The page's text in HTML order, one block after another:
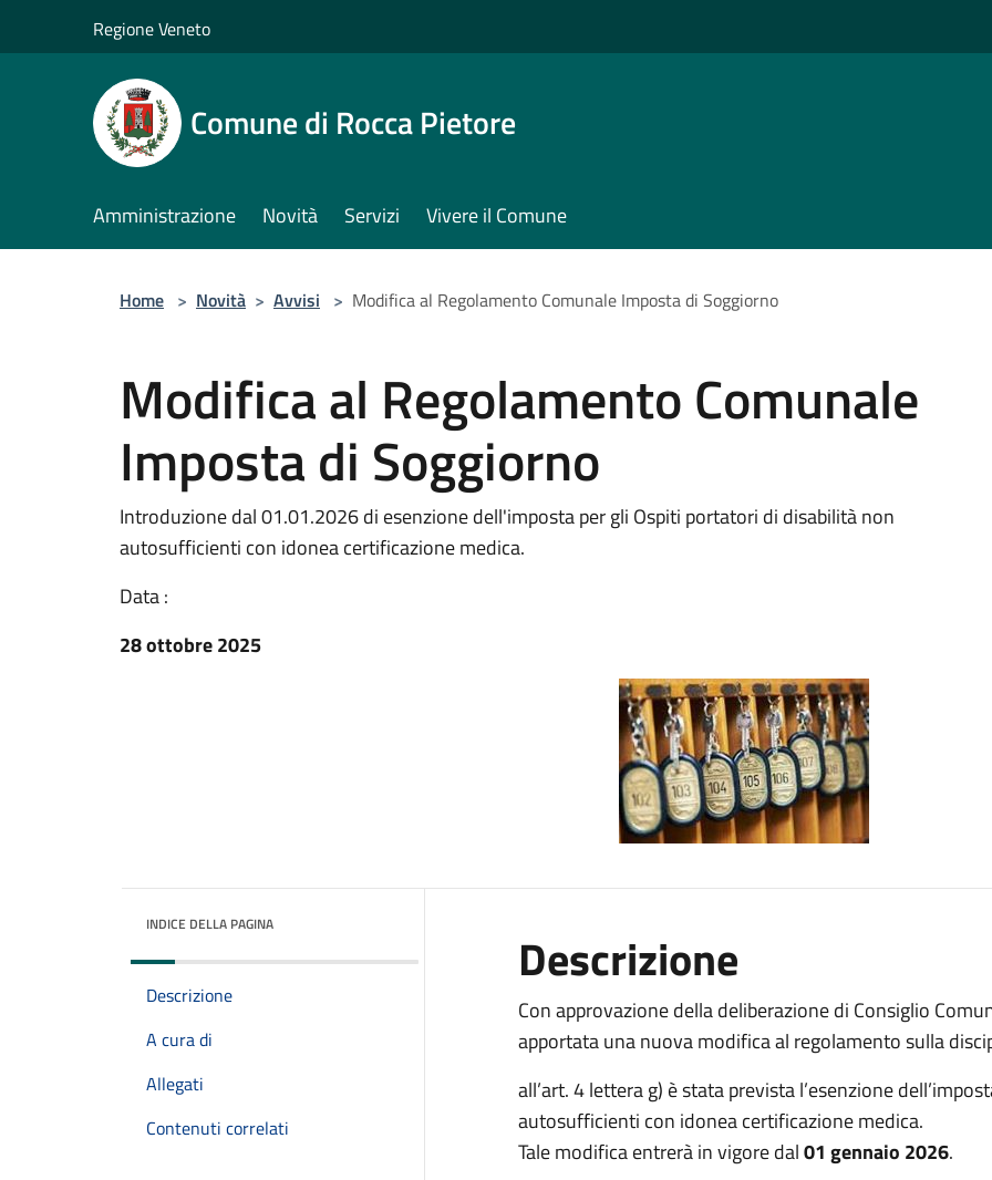
Regione Veneto
Comune di Rocca Pietore
Amministrazione Novità Servizi Vivere il Comune
Home > Novità > Avvisi > Modifica al Regolamento Comunale Imposta di Soggiorno
Modifica al Regolamento Comunale
Imposta di Soggiorno
Introduzione dal 01.01.2026 di esenzione dell'imposta per gli Ospiti portatori di disabilità non
autosufficienti con idonea certificazione medica.
Data :
28 ottobre 2025
INDICE DELLA PAGINA
Descrizione
A cura di
Allegati
Contenuti correlati
Descrizione
Con approvazione della deliberazione di Consiglio
apportata una nuova modifica al regolamento sulla
all’art. 4 lettera g) è stata prevista l’esenzione
autosufficienti con idonea certificazione medica.
Tale modifica entrerà in vigore dal01 gennaio 2026.